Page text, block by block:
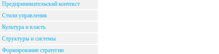
Предпринимательский контекст
Стили управления
Культура и власть
Структуры и системы
Формирование стратегии